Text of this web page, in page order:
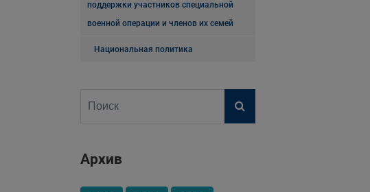
поддержки участников специальной
военной операции и членов их семей
Национальная политика
Архив